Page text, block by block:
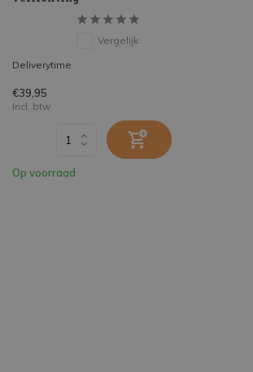
Vergelijk
Deliverytime
€39,95
Incl. btw
Op voorraad